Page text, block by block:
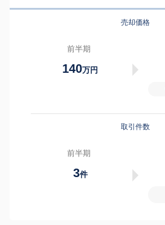
売却価格
前半期
140万円
取引件数
前半期
3件